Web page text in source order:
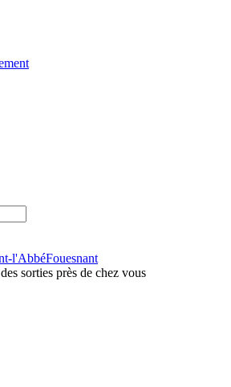
l'AbbéFouesnant
sorties près de chez vous